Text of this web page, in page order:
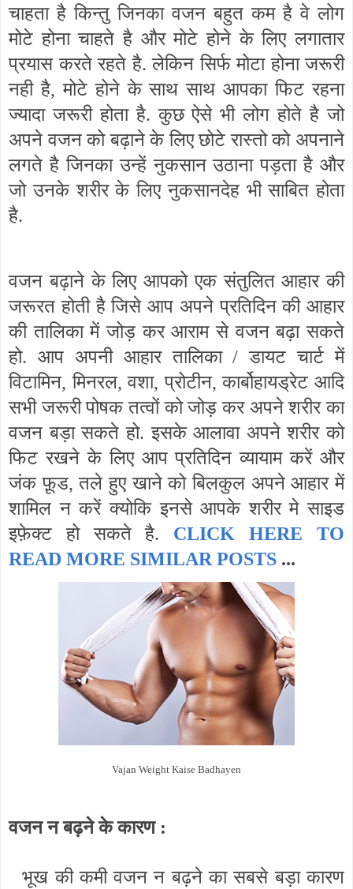
चाहता है किन्तु जिनका वजन बहुत कम है वे लोग
मोटे होना चाहते है और मोटे होने के लिए लगातार
प्रयास करते रहते है. लेकिन सिर्फ मोटा होना जरूरी
नही है, मोटे होने के साथ साथ आपका फिट रहना
ज्यादा जरूरी होता है. कुछ ऐसे भी लोग होते है जो
अपने वजन को बढ़ाने के लिए छोटे रास्तो को अपनाने
लगते है जिनका उन्हें नुकसान उठाना पड़ता है और
जो उनके शरीर के लिए नुकसानदेह भी साबित होता
है.
वजन बढ़ाने के लिए आपको एक संतुलित आहार की
जरूरत होती है जिसे आप अपने प्रतिदिन की आहार
की तालिका में जोड़ कर आराम से वजन बढ़ा सकते
हो. आप अपनी आहार तालिका / डायट चार्ट में
विटामिन, मिनरल, वशा, प्रोटीन, कार्बोहायड्रेट आदि
सभी जरूरी पोषक तत्वों को जोड़ कर अपने शरीर का
वजन बड़ा सकते हो. इसके आलावा अपने शरीर को
फिट रखने के लिए आप प्रतिदिन व्यायाम करें और
जंक फ़ूड, तले हुए खाने को बिलकुल अपने आहार में
शामिल न करें क्योकि इनसे आपके शरीर मे साइड
इफ़ेक्ट हो सकते है. CLICK HERE TO
READ MORE SIMILAR POSTS ...
Vajan Weight Kaise Badhayen
वजन न बढ़ने के कारण :
भूख की कमी वजन न बढ़ने का सबसे बड़ा कारण